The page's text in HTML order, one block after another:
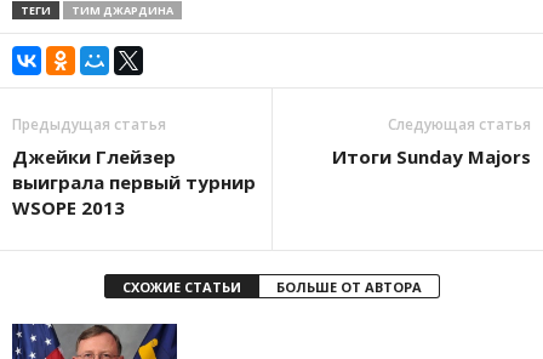
ТЕГИ ТИМ ДЖАРДИНА
Предыдущая статья
Джейки Глейзер
выиграла первый турнир
WSOPE 2013
Следующая статья
Итоги Sunday Majors
СХОЖИЕ СТАТЬИ БОЛЬШЕ ОТ АВТОРА